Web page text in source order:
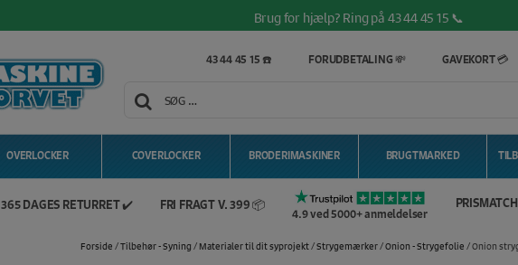
Brug for hjælp? Ring på 43 44 45 15 📞
4.9 ⭐️ baseret på over 5.700 Trustpilot anmeldelser! ✔️
365 DAGES RETURRET ✔️ FRI FRAGT V. 399 📦
4.9 ved 5000+ anmeldelser
43 44 45 15 ☎️ FORUDBETALING 💸 GAVEKORT 💳
OVERLOCKER COVERLOCKER BRODERIMASKINER BRUGTMARKED
Forside /Tilbehør - Syning / Materialer til dit syprojekt/Strygemærker/Onion - Strygefolie / Onion